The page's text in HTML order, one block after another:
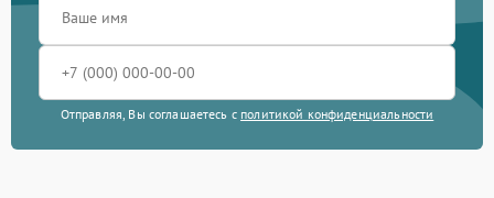
Отправляя, Вы соглашаетесь с политикой конфиденциальности